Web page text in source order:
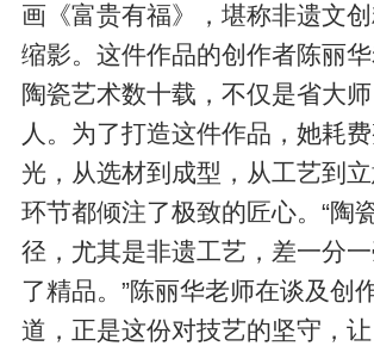
画《富贵有福》，堪称非遗文
缩影。这件作品的创作者陈丽
陶瓷艺术数十载，不仅是省大
人。为了打造这件作品，她耗
光，从选材到成型，从工艺到
环节都倾注了极致的匠心。“陶
径，尤其是非遗工艺，差一分
了精品。”陈丽华老师在谈及创
道，正是这份对技艺的坚守，